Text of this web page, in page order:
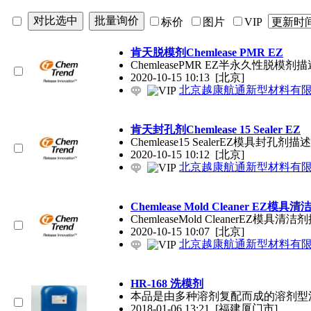
标价 图片 VIP
肯天脱模剂Chemlease PMR EZ
ChemleasePMR EZ半永久性脱模剂
2020-10-15 10:13 [北京]
北京越康航通新型材料有
肯天封孔剂Chemlease 15 Sealer EZ
Chemlease15 SealerEZ模具封孔剂
2020-10-15 10:12 [北京]
北京越康航通新型材料有
Chemlease Mold Cleaner EZ模具清
ChemleaseMold CleanerEZ模具清
2020-10-15 10:07 [北京]
北京越康航通新型材料有
HR-168 洗模剂
本品是由多种溶剂复配而成的溶剂
2018-01-06 13:21 [福建厦门市]